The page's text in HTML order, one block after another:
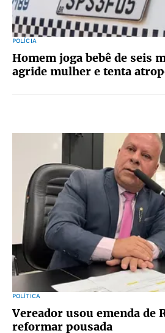
POLÍCIA
Homem joga bebê de seis
agride mulher e tenta
POLÍTICA
Vereador usou emenda de
reformar pousada